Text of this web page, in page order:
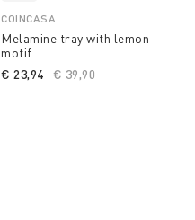
COINCASA
Melamine tray with lemon
motif
Price reduced from
€ 39,90
€ 23,94